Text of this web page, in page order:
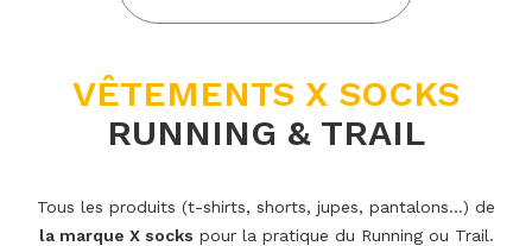
VÊTEMENTS X SOCKS
RUNNING & TRAIL
Tous les produits (t-shirts, shorts, jupes, pantalons...) de
la marque X socks pour la pratique du Running ou Trail.